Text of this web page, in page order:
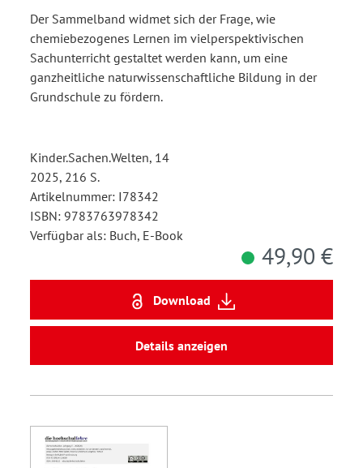
Der Sammelband widmet sich der Frage, wie
chemiebezogenes Lernen im vielperspektivischen
Sachunterricht gestaltet werden kann, um eine
ganzheitliche naturwissenschaftliche Bildung in der
Grundschule zu fördern.
Kinder.Sachen.Welten, 14
2025, 216 S.
Artikelnummer: I78342
ISBN: 9783763978342
Verfügbar als: Buch, E-Book
49,90 €
Download
Details anzeigen